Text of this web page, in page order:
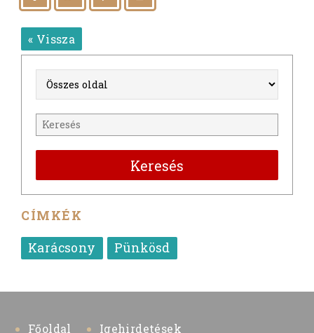
« Vissza
Keresés
CÍMKÉK
Karácsony
Pünkösd
Főoldal Igehirdetések